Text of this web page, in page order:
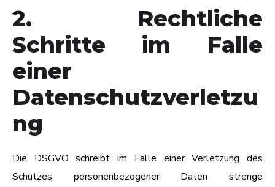
2. Rechtliche
Schritte im Falle
einer
Datenschutzverletzu
ng
Die DSGVO schreibt im Falle einer Verletzung des
Schutzes personenbezogener Daten strenge